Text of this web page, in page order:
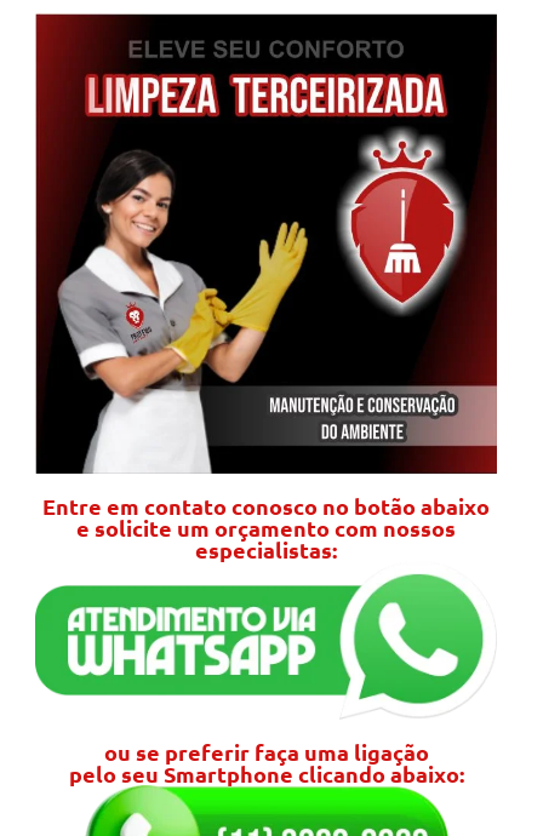
Entre em contato conosco no botão abaixo
e solicite um orçamento com nossos
especialistas:
ou se preferir faça uma ligação
pelo seu Smartphone clicando abaixo: